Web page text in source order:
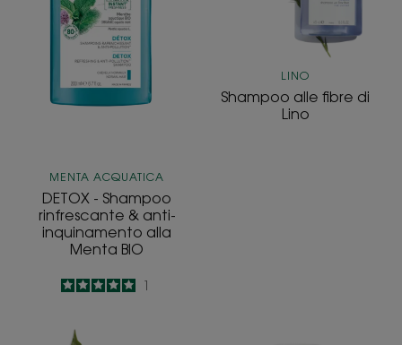
inquinamento
alla
Menta
BIO
MENTA ACQUATICA
DETOX - Shampoo
rinfrescante & anti-
inquinamento alla
Menta BIO
5/51
LINO
Shampoo alle fibre di
Lino